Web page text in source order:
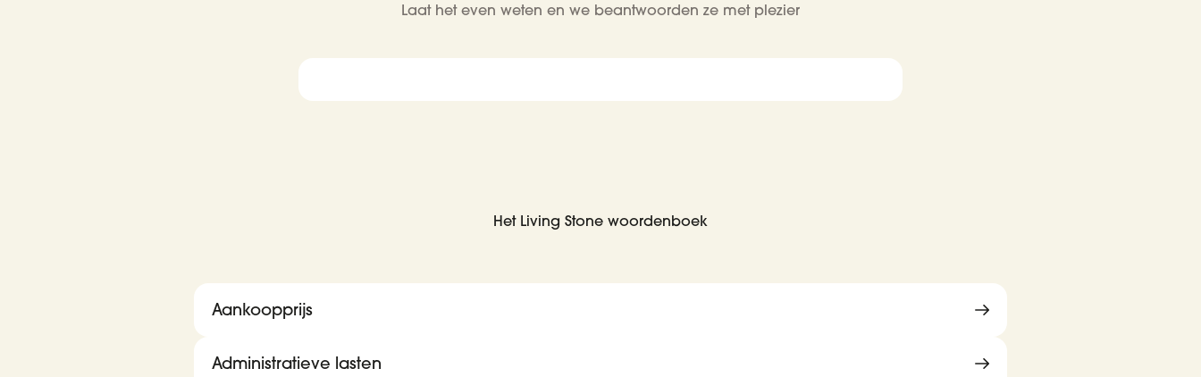
Laat het even weten en we beantwoorden ze met plezier
Het Living Stone woordenboek
Aankoopprijs
Administratieve lasten